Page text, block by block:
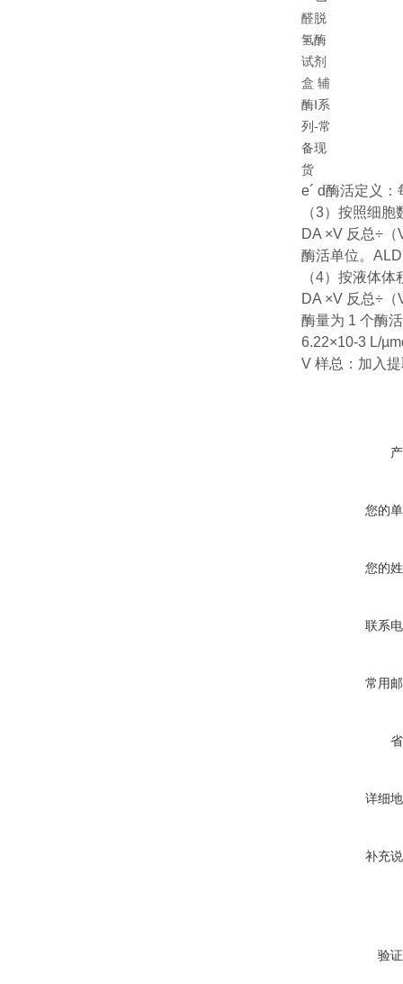
e´ d酶活定义：
（3）按照细胞
DA ×V 反总÷
酶活单位。
（4）按液体体
DA ×V 反总÷
酶量为 1 个酶
6.22×10-3 L/
V 样总：加入
您的
您的
联系
常用
详细
补充
验